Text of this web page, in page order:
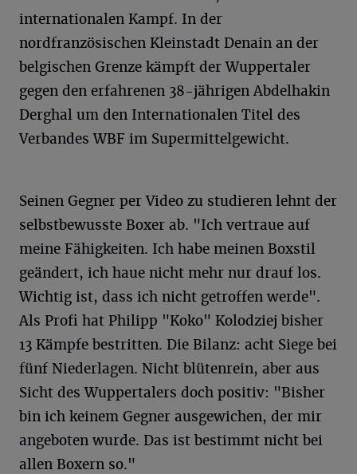
internationalen Kampf. In der
nordfranzösischen Kleinstadt Denain an der
belgischen Grenze kämpft der Wuppertaler
gegen den erfahrenen 38-jährigen Abdelhakin
Derghal um den Internationalen Titel des
Verbandes WBF im Supermittelgewicht.
Seinen Gegner per Video zu studieren lehnt der
selbstbewusste Boxer ab. "Ich vertraue auf
meine Fähigkeiten. Ich habe meinen Boxstil
geändert, ich haue nicht mehr nur drauf los.
Wichtig ist, dass ich nicht getroffen werde".
Als Profi hat Philipp "Koko" Kolodziej bisher
13 Kämpfe bestritten. Die Bilanz: acht Siege bei
fünf Niederlagen. Nicht blütenrein, aber aus
Sicht des Wuppertalers doch positiv: "Bisher
bin ich keinem Gegner ausgewichen, der mir
angeboten wurde. Das ist bestimmt nicht bei
allen Boxern so."